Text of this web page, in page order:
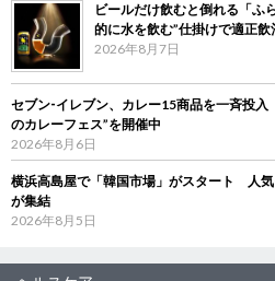
ビールだけ飲むと倒れる「
的に水を飲む”仕掛けで適正飲
2026年8月7日
セブン‐イレブン、カレー15商品を一斉投
のカレーフェス”を開催中
2026年8月6日
横浜高島屋で「韓国市場」がスタート 人
が集結
2026年8月5日